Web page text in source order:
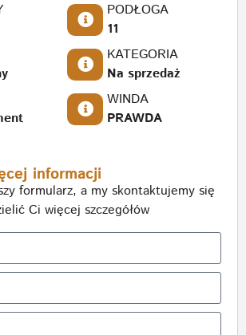
PODŁOGA
11
KATEGORIA
Na sprzedaż
WINDA
PRAWDA
informacji
formularz, a my skontaktujemy się
Ci więcej szczegółów